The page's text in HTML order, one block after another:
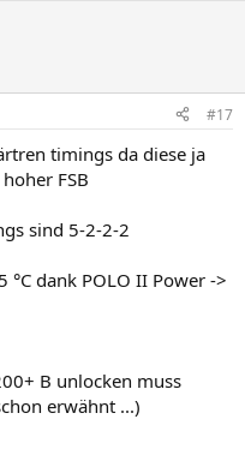
#17
timings da diese ja
FSB
sind 5-2-2-2
dank POLO II Power ->
B unlocken muss
erwähnt ...)